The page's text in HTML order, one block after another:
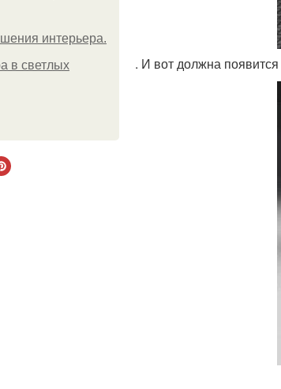
интерьера.
в светлых
. И вот должна